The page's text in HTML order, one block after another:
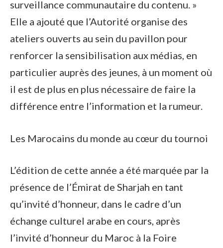
surveillance communautaire du contenu. »
Elle a ajouté que l’Autorité organise des
ateliers ouverts au sein du pavillon pour
renforcer la sensibilisation aux médias, en
particulier auprès des jeunes, à un moment où
il est de plus en plus nécessaire de faire la
différence entre l’information et la rumeur.
Les Marocains du monde au cœur du tournoi
L’édition de cette année a été marquée par la
présence de l’Émirat de Sharjah en tant
qu’invité d’honneur, dans le cadre d’un
échange culturel arabe en cours, après
l’invité d’honneur du Maroc à la Foire